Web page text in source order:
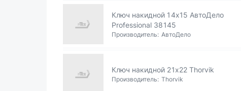
Ключ накидной 14х15 АвтоДело
Professional 38145
Производитель: АвтоДело
Ключ накидной 21х22 Thorvik
Производитель: Thorvik